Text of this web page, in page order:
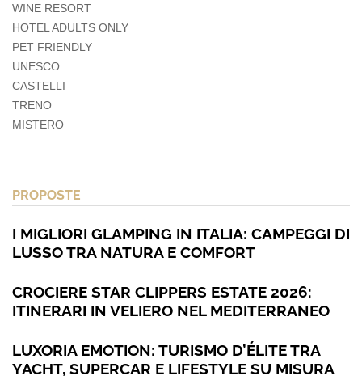
WINE RESORT
HOTEL ADULTS ONLY
PET FRIENDLY
UNESCO
CASTELLI
TRENO
MISTERO
PROPOSTE
I MIGLIORI GLAMPING IN ITALIA: CAMPEGGI DI
LUSSO TRA NATURA E COMFORT
CROCIERE STAR CLIPPERS ESTATE 2026:
ITINERARI IN VELIERO NEL MEDITERRANEO
LUXORIA EMOTION: TURISMO D’ÉLITE TRA
YACHT, SUPERCAR E LIFESTYLE SU MISURA